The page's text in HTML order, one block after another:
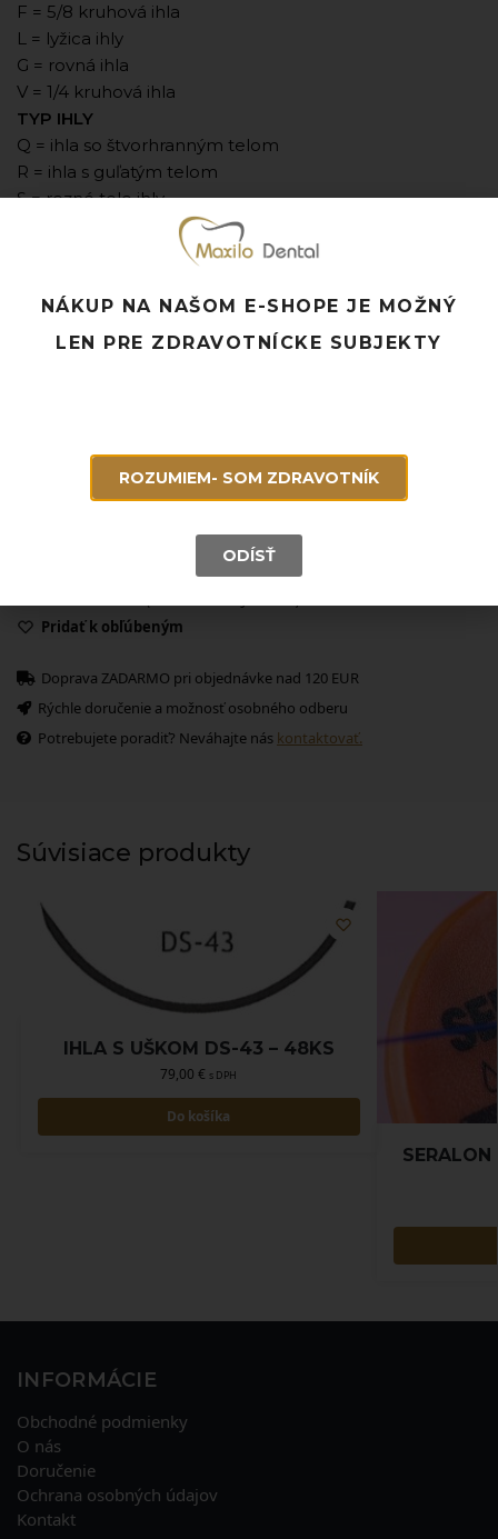
F = 5/8 kruhová ihla
L = lyžica ihly
G = rovná ihla
V = 1/4 kruhová ihla
TYP IHLY
Q = ihla so štvorhranným telom
R = ihla s guľatým telom
S = rezné telo ihly
ŠPECIÁLNE VLASTNOSTI
N = tupá ihla s okrúhlym telom
S = tenký rez
M = mikrošpica
X = extra silná
Pridať k obľúbeným
Doprava ZADARMO pri objednávke nad 120 EUR
Rýchle doručenie a možnosť osobného odberu
Potrebujete poradiť? Neváhajte nás kontaktovať.
Súvisiace produkty
IHLA S UŠKOM DS-43 – 48KS
79,00€ s DPH
Do košíka
INFORMÁCIE
Obchodné podmienky
O nás
Doručenie
Ochrana osobných údajov
Kontakt
NÁKUP NA NAŠOM E-SHOPE JE MOŽNÝ
LEN PRE ZDRAVOTNÍCKE SUBJEKTY
ROZUMIEM- SOM ZDRAVOTNÍK
ODÍSŤ